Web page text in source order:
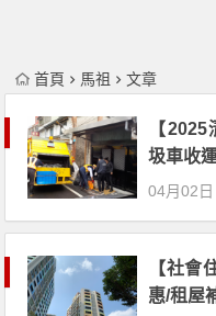
首頁 馬祖 文章
【
圾車收
04月02日
【社會
惠/租屋